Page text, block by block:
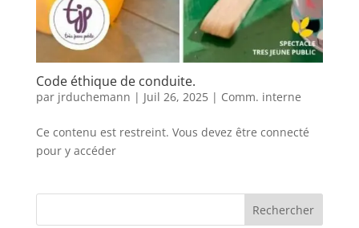
Code éthique de conduite.
par jrduchemann | Juil 26, 2025| Comm. interne
Ce contenu est restreint. Vous devez être connecté
pour y accéder
Rechercher